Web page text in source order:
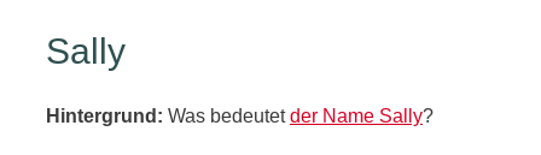
Sally
Hintergrund: Was bedeutetder Name Sally?